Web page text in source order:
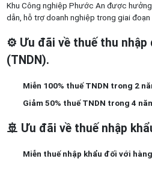
Khu Công nghiệp Phước An được
dẫn, hỗ trợ doanh nghiệp trong giai đoạn
⚙️ Ưu đãi về thuế thu nhập
(TNDN).
Miễn 100% thuế TNDN trong 2
Giảm 50% thuế TNDN trong 4
🚢 Ưu đãi về thuế nhập
Miễn thuế nhập khẩu đối với